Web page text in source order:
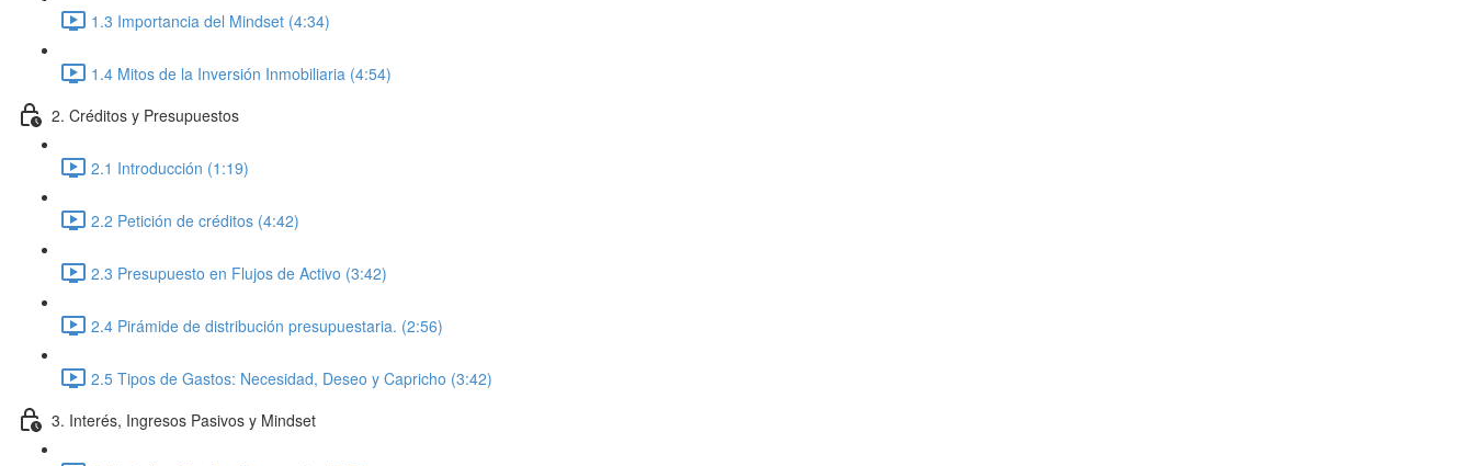
1.3 Importancia del Mindset (4:34)
1.4 Mitos de la Inversión Inmobiliaria (4:54)
2. Créditos y Presupuestos
2.1 Introducción (1:19)
2.2 Petición de créditos (4:42)
2.3 Presupuesto en Flujos de Activo (3:42)
2.4 Pirámide de distribución presupuestaria. (2:56)
2.5 Tipos de Gastos: Necesidad, Deseo y Capricho (3:42)
3. Interés, Ingresos Pasivos y Mindset